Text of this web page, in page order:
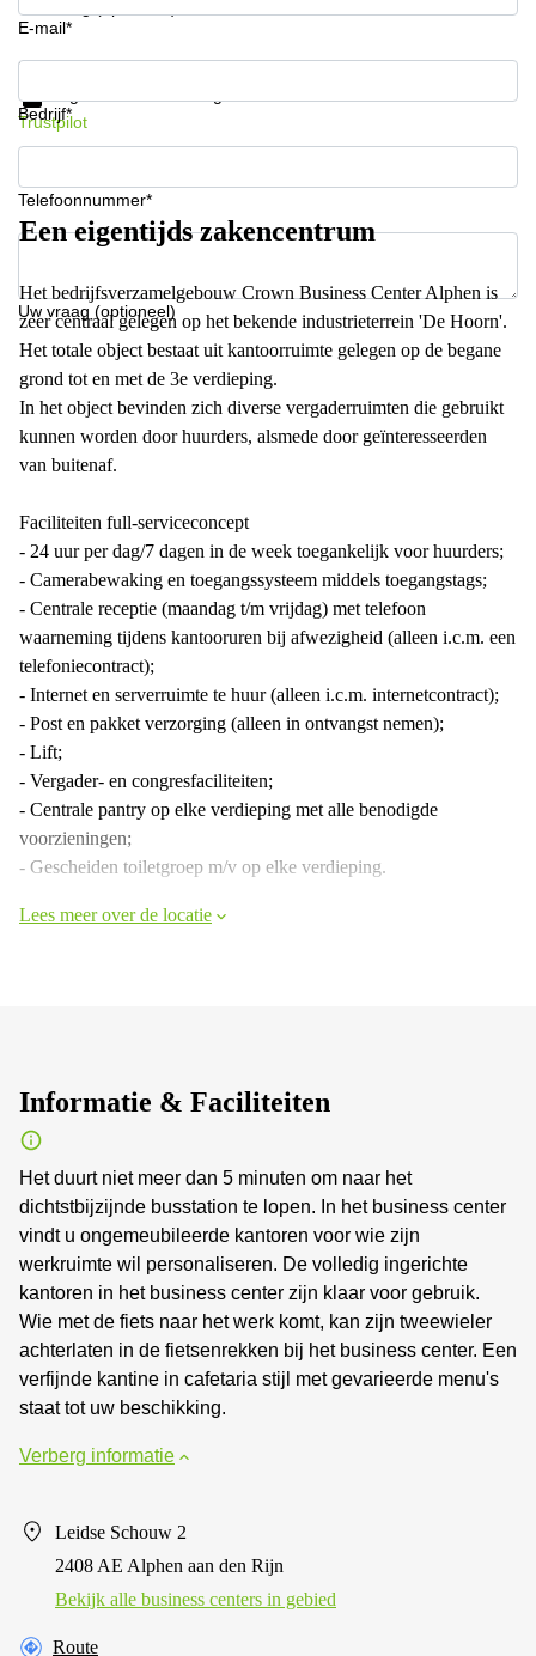
Nijmegen
E-mail*
Bedrijf*
Telefoonnummer*
Uw vraag (optioneel)
Krijg informatie en prijzen
Trustpilot
Een eigentijds zakencentrum
Het bedrijfsverzamelgebouw Crown Business Center Alphen is
zeer centraal gelegen op het bekende industrieterrein 'De Hoorn'.
Het totale object bestaat uit kantoorruimte gelegen op de begane
grond tot en met de 3e verdieping.
In het object bevinden zich diverse vergaderruimten die gebruikt
kunnen worden door huurders, alsmede door geïnteresseerden
van buitenaf.
Faciliteiten full-serviceconcept
- 24 uur per dag/7 dagen in de week toegankelijk voor huurders;
- Camerabewaking en toegangssysteem middels toegangstags;
- Centrale receptie (maandag t/m vrijdag) met telefoon
waarneming tijdens kantooruren bij afwezigheid (alleen i.c.m. een
telefoniecontract);
- Internet en serverruimte te huur (alleen i.c.m. internetcontract);
- Post en pakket verzorging (alleen in ontvangst nemen);
- Lift;
- Vergader- en congresfaciliteiten;
- Centrale pantry op elke verdieping met alle benodigde
voorzieningen;
- Gescheiden toiletgroep m/v op elke verdieping.
Lees meer over de locatie
Informatie & Faciliteiten
Het duurt niet meer dan 5 minuten om naar het
dichtstbijzijnde busstation te lopen. In het business center
vindt u ongemeubileerde kantoren voor wie zijn
werkruimte wil personaliseren. De volledig ingerichte
kantoren in het business center zijn klaar voor gebruik.
Wie met de fiets naar het werk komt, kan zijn tweewieler
achterlaten in de fietsenrekken bij het business center. Een
verfijnde kantine in cafetaria stijl met gevarieerde menu's
staat tot uw beschikking.
Verberg informatie
Leidse Schouw 2
2408 AE Alphen aan den Rijn
Bekijk alle business centers in gebied
Route